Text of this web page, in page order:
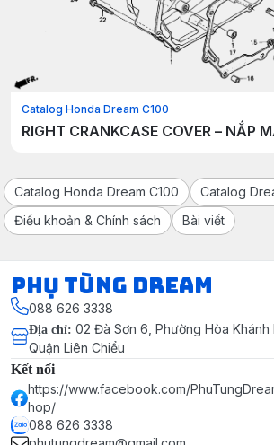
Catalog Honda Dream C100
RIGHT CRANKCASE COVER – NẮP
Catalog Honda Dream C100
Catalog
Điều khoản & Chính sách
Bài viết
Phụ Tùng Dream
088 626 3338
Địa chỉ: 02 Đà Sơn 6, Phường Hòa Khánh
Quận Liên Chiểu
Kết nối
https://www.facebook.com/
hop/
088 626 3338